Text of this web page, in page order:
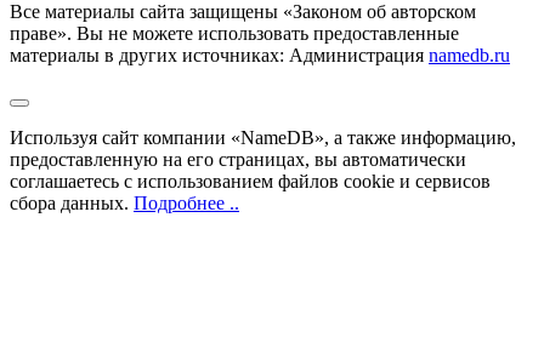
Все материалы сайта защищены «Законом об авторском
праве». Вы не можете использовать предоставленные
материалы в других источниках: Администрация namedb.ru
Используя сайт компании «NameDB», а также информацию,
предоставленную на его страницах, вы автоматически
соглашаетесь с использованием файлов cookie и сервисов
сбора данных. Подробнее ..